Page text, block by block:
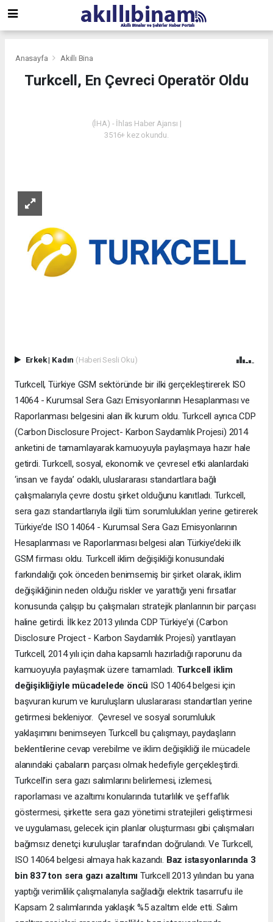
Anasayfa Akıllı Bina
Turkcell, En Çevreci Operatör Oldu
(İHA) - İhlas Haber Ajansı |
3516+ kez okundu.
Erkek| Kadın (Haberi Sesli Oku)
Turkcell, Türkiye GSM sektöründe bir ilki gerçekleştirerek ISO
14064 - Kurumsal Sera Gazı Emisyonlarının Hesaplanması ve
Raporlanması belgesini alan ilk kurum oldu. Turkcell ayrıca CDP
(Carbon Disclosure Project- Karbon Saydamlık Projesi) 2014
anketini de tamamlayarak kamuoyuyla paylaşmaya hazır hale
getirdi. Turkcell, sosyal, ekonomik ve çevresel etki alanlardaki
‘insan ve fayda’ odaklı, uluslararası standartlara bağlı
çalışmalarıyla çevre dostu şirket olduğunu kanıtladı. Turkcell,
sera gazı standartlarıyla ilgili tüm sorumlulukları yerine getirerek
Türkiye’de ISO 14064 - Kurumsal Sera Gazı Emisyonlarının
Hesaplanması ve Raporlanması belgesi alan Türkiye’deki ilk
GSM firması oldu. Turkcell iklim değişikliği konusundaki
farkındalığı çok önceden benimsemiş bir şirket olarak, iklim
değişikliğinin neden olduğu riskler ve yarattığı yeni fırsatlar
konusunda çalışıp bu çalışmaları stratejik planlarının bir parçası
haline getirdi. İlk kez 2013 yılında CDP Türkiye’yi (Carbon
Disclosure Project - Karbon Saydamlık Projesi) yanıtlayan
Turkcell, 2014 yılı için daha kapsamlı hazırladığı raporunu da
kamuoyuyla paylaşmak üzere tamamladı. Turkcell iklim
değişikliğiyle mücadelede öncü ISO 14064 belgesi için
başvuran kurum ve kuruluşların uluslararası standartları yerine
getirmesi bekleniyor. Çevresel ve sosyal sorumluluk
yaklaşımını benimseyen Turkcell bu çalışmayı, paydaşların
beklentilerine cevap verebilme ve iklim değişikliği ile mücadele
alanındaki çabaların parçası olmak hedefiyle gerçekleştirdi.
Turkcell’in sera gazı salımlarını belirlemesi, izlemesi,
raporlaması ve azaltımı konularında tutarlılık ve şeffaflık
göstermesi, şirkette sera gazı yönetimi stratejileri geliştirmesi
ve uygulaması, gelecek için planlar oluşturması gibi çalışmaları
bağımsız denetçi kuruluşlar tarafından doğrulandı. Ve Turkcell,
ISO 14064 belgesi almaya hak kazandı. Baz istasyonlarında 3
bin 837 ton sera gazı azaltımı Turkcell 2013 yılından bu yana
yaptığı verimlilik çalışmalarıyla sağladığı elektrik tasarrufu ile
Kapsam 2 salımlarında yaklaşık %5 azaltım elde etti. Salım